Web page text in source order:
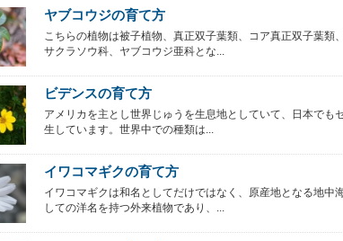
ヤブコウジの育て方
こちらの植物は被子植物、真正双子葉類、コア真正双子葉類
サクラソウ科、ヤブコウジ亜科とな...
ビデンスの育て方
アメリカを主とし世界じゅうを生息地としていて、日本でも
生しています。世界中での種類は...
イワコマギクの育て方
イワコマギクは和名としてだけではなく、原産地となる地中
しての洋名を持つ外来植物であり、...